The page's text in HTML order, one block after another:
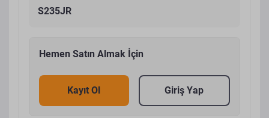
S235JR
Hemen Satın Almak İçin
Kayıt Ol Giriş Yap